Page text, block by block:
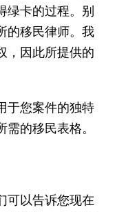
绿卡的过程。别
的移民律师。我
，因此所提供的
于您案件的独特
的移民表格。
可以告诉您现在